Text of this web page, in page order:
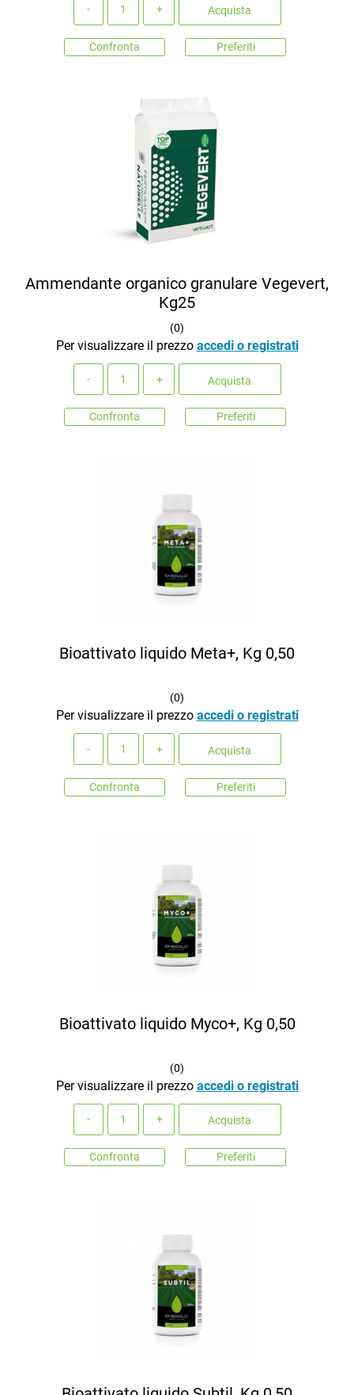
Acquista
Confronta Preferiti
Ammendante organico granulare Vegevert,
Kg25
(0)
Per visualizzare il prezzo accedi o registrati
Acquista
Confronta Preferiti
Bioattivato liquido Meta+, Kg 0,50
(0)
Per visualizzare il prezzo accedi o registrati
Acquista
Confronta Preferiti
Bioattivato liquido Myco+, Kg 0,50
(0)
Per visualizzare il prezzo accedi o registrati
Acquista
Confronta Preferiti